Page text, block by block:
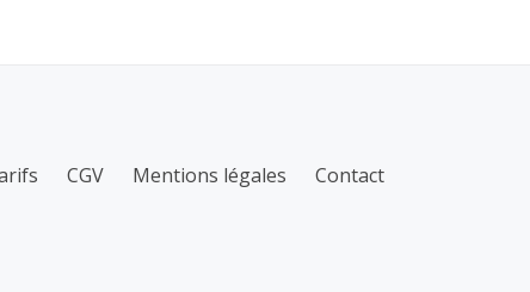
CGV Mentions légales Contact